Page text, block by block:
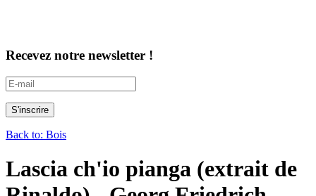
Recevez notre newsletter !
Back to: Bois
Lascia ch'io pianga (extrait de